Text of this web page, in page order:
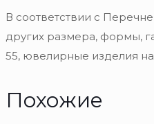
В соответствии с
других размера, формы,
55, ювелирные изделия
Похожие